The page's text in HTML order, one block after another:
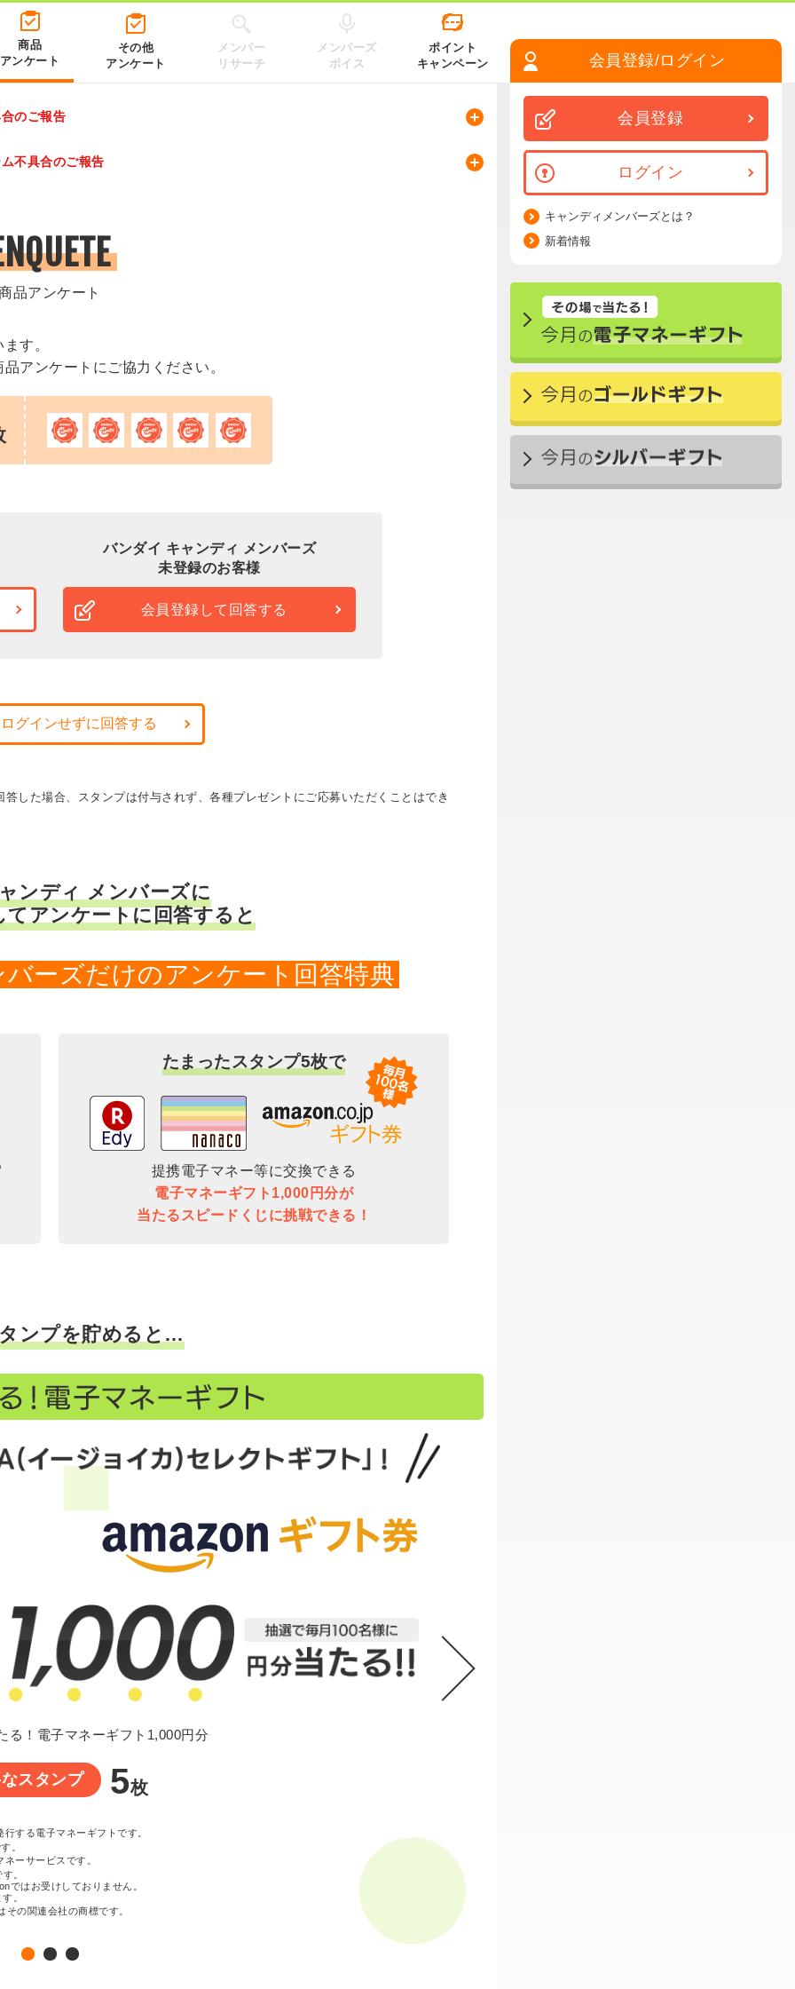
商品
アンケート
その他
アンケート
メンバー
リサーチ
メンバーズ
ボイス
ポイント
キャンペーン
のご報告
不具合のご報告
品アンケート
す。
アンケートにご協力ください。
バンダイ キャンディ メンバーズ
未登録のお客様
会員登録して回答する
グインせずに回答する
した場合、スタンプは付与されず、各種プレゼントにご応募いただくことはでき
ンディ メンバーズに
アンケートに回答すると
ーズだけのアンケート回答特典
たまったスタンプ5枚で
提携電子マネー等に交換できる
電子マネーギフト1,000円分が
当たるスピードくじに挑戦できる！
ンプを貯めると…
る！電子マネーギフト1,000円分
スタンプ 5枚
する電子マネーギフトです。
。
ーサービスです。
。
ではお受けしておりません。
。
の関連会社の商標です。
会員登録/ログイン
会員登録
ログイン
キャンディメンバーズとは？
新着情報